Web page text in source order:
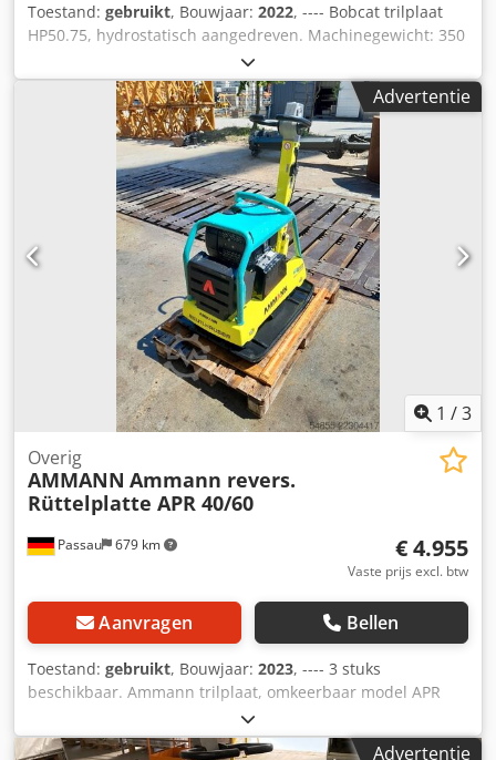
Toestand: gebruikt, Bouwjaar: 2022, ---- Bobcat trilplaat
HP50.75, hydrostatisch aangedreven. Machinegewicht: 350
kg Lengte van de grondplaat: 450 mm Machinelengte: 900
mm Machinelengte met handgreep: 1.600 mm
Machinehoogte: 820 mm Handgreephoogte (werkpositie):
1.000 mm Handgreephoogte (transport): 1.500 mm
Machinebreedte: 450/600/750 mm Motor: Hatz Supra
1D50S Brandstof: Diesel Motorvermogen bij
omwentelingen per minuut: 7 kW bij 3200 Maximale
vibratiefrequentie: 70 Hz Maximale centrifugale kracht: 50
kN Credpozkz Tksfx Am Ejf Maximale hellingshoek: 36%
Amplitude: 1,7 mm
Advertentie
1 /3
Passau 679 km
Overig
AMMANN Ammann revers.
Rüttelplatte APR 40/60
€ 4.955
Vaste prijs excl. btw
Aanvragen Bellen
Toestand: gebruikt, Bouwjaar: 2023, ---- 3 stuks
beschikbaar. Ammann trilplaat, omkeerbaar model APR
40/60 Artikelnummer: 100563147 Bouwjaar: 2023 Ammann
trilplaat, omkeerbaar model APR 40/60 Artikelnummer:
Advertentie